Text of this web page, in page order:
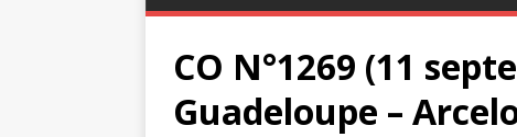
CO N°1269 (11
Guadeloupe –